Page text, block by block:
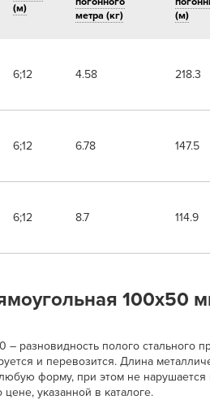
(м)
метра (кг)
(м)
6;12 4.58 218.3
6;12 6.78 147.5
6;12 8.7 114.9
100х50
– разновидность полого стального
и перевозится. Длина
форму, при этом не нарушается
указанной в каталоге.